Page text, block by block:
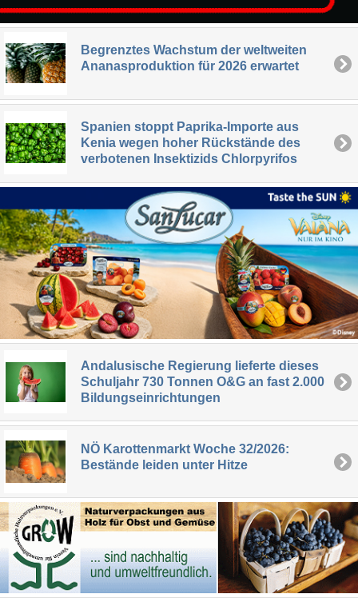
Begrenztes Wachstum der weltweiten
Ananasproduktion für 2026 erwartet
Spanien stoppt Paprika-Importe aus
Kenia wegen hoher Rückstände des
verbotenen Insektizids Chlorpyrifos
Andalusische Regierung lieferte dieses
Schuljahr 730 Tonnen O&G an fast 2.000
Bildungseinrichtungen
NÖ Karottenmarkt Woche 32/2026:
Bestände leiden unter Hitze